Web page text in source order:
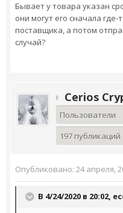
Бывает у товара указан
они могут его сначала
поставщика, а потом
случай?
Cerios
Пользователи
197 публикаций
Опубликовано: 24 апреля,
В 4/24/2020 в 20:02,